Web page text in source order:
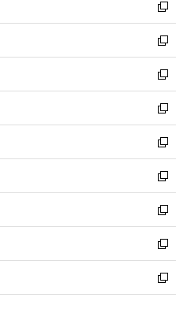
ィ
ン
ド
ウ
で
開
く
い
ウ
ィ
ン
ド
ウ
で
開
く
新
し
い
ウ
ィ
ン
ド
ウ
で
開
く
新
し
い
ウ
ィ
ン
ド
ウ
で
開
く
新
し
い
ウ
ィ
ン
ド
ウ
で
開
く
新
し
い
ウ
ィ
ン
ド
ウ
で
開
く
新
し
い
ウ
ィ
ン
ド
ウ
で
開
新
し
い
ウ
ィ
ン
ド
ウ
新
し
い
ウ
ィ
ン
新
し
い
ウ
新
し